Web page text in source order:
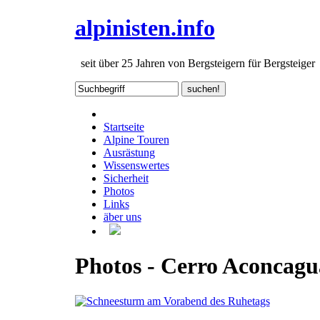
alpinisten.info
seit über 25 Jahren von Bergsteigern für Bergsteiger
Startseite
Alpine Touren
Ausrästung
Wissenswertes
Sicherheit
Photos
Links
äber uns
Photos - Cerro